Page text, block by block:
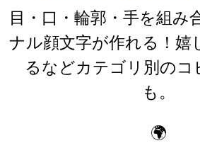
目・口・輪郭・手を組み
ナル顔文字が作れる！嬉
るなどカテゴリ別のコ
も。
🌍